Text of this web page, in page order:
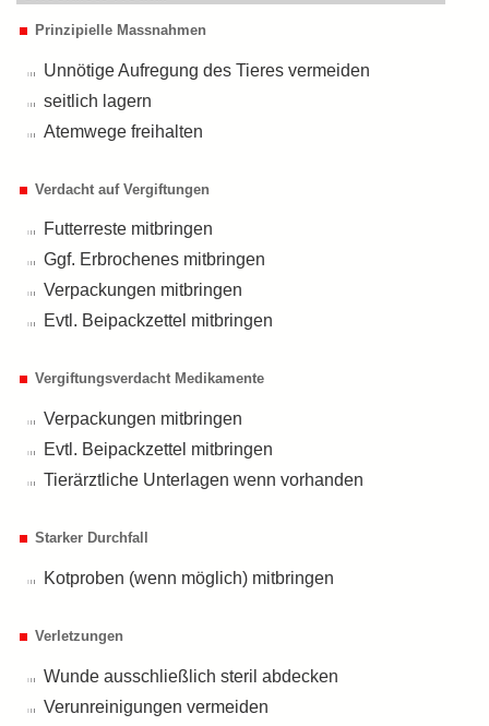
Prinzipielle Massnahmen
Unnötige Aufregung des Tieres vermeiden
seitlich lagern
Atemwege freihalten
Verdacht auf Vergiftungen
Futterreste mitbringen
Ggf. Erbrochenes mitbringen
Verpackungen mitbringen
Evtl. Beipackzettel mitbringen
Vergiftungsverdacht Medikamente
Verpackungen mitbringen
Evtl. Beipackzettel mitbringen
Tierärztliche Unterlagen wenn vorhanden
Starker Durchfall
Kotproben (wenn möglich) mitbringen
Verletzungen
Wunde ausschließlich steril abdecken
Verunreinigungen vermeiden